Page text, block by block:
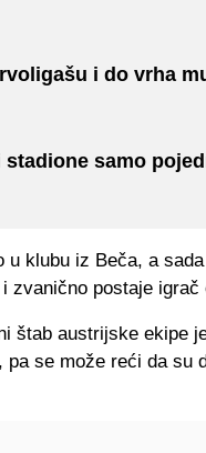
i do vrha
samo
klubu iz Beča, a
zvanično postaje igrač
štab austrijske ekipe
se može reći da su